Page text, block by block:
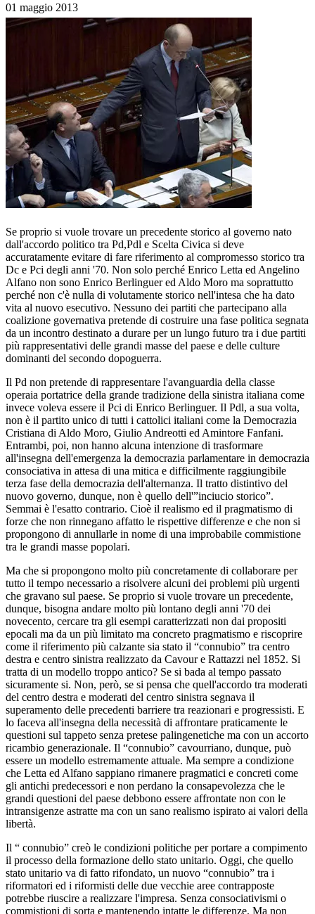
01 maggio 2013
Se proprio si vuole trovare un precedente storico al governo nato
dall'accordo politico tra Pd,Pdl e Scelta Civica si deve
accuratamente evitare di fare riferimento al compromesso storico tra
Dc e Pci degli anni '70. Non solo perché Enrico Letta ed Angelino
Alfano non sono Enrico Berlinguer ed Aldo Moro ma soprattutto
perché non c'è nulla di volutamente storico nell'intesa che ha dato
vita al nuovo esecutivo. Nessuno dei partiti che partecipano alla
coalizione governativa pretende di costruire una fase politica segnata
da un incontro destinato a durare per un lungo futuro tra i due partiti
più rappresentativi delle grandi masse del paese e delle culture
dominanti del secondo dopoguerra.
Il Pd non pretende di rappresentare l'avanguardia della classe
operaia portatrice della grande tradizione della sinistra italiana come
invece voleva essere il Pci di Enrico Berlinguer. Il Pdl, a sua volta,
non è il partito unico di tutti i cattolici italiani come la Democrazia
Cristiana di Aldo Moro, Giulio Andreotti ed Amintore Fanfani.
Entrambi, poi, non hanno alcuna intenzione di trasformare
all'insegna dell'emergenza la democrazia parlamentare in democrazia
consociativa in attesa di una mitica e difficilmente raggiungibile
terza fase della democrazia dell'alternanza. Il tratto distintivo del
nuovo governo, dunque, non è quello dell'”inciucio storico”.
Semmai è l'esatto contrario. Cioè il realismo ed il pragmatismo di
forze che non rinnegano affatto le rispettive differenze e che non si
propongono di annullarle in nome di una improbabile commistione
tra le grandi masse popolari.
Ma che si propongono molto più concretamente di collaborare per
tutto il tempo necessario a risolvere alcuni dei problemi più urgenti
che gravano sul paese. Se proprio si vuole trovare un precedente,
dunque, bisogna andare molto più lontano degli anni '70 dei
novecento, cercare tra gli esempi caratterizzati non dai propositi
epocali ma da un più limitato ma concreto pragmatismo e riscoprire
come il riferimento più calzante sia stato il “connubio” tra centro
destra e centro sinistra realizzato da Cavour e Rattazzi nel 1852. Si
tratta di un modello troppo antico? Se si bada al tempo passato
sicuramente si. Non, però, se si pensa che quell'accordo tra moderati
del centro destra e moderati del centro sinistra segnava il
superamento delle precedenti barriere tra reazionari e progressisti. E
lo faceva all'insegna della necessità di affrontare praticamente le
questioni sul tappeto senza pretese palingenetiche ma con un accorto
ricambio generazionale. Il “connubio” cavourriano, dunque, può
essere un modello estremamente attuale. Ma sempre a condizione
che Letta ed Alfano sappiano rimanere pragmatici e concreti come
gli antichi predecessori e non perdano la consapevolezza che le
grandi questioni del paese debbono essere affrontate non con le
intransigenze astratte ma con un sano realismo ispirato ai valori della
libertà.
Il “ connubio” creò le condizioni politiche per portare a compimento
il processo della formazione dello stato unitario. Oggi, che quello
stato unitario va di fatto rifondato, un nuovo “connubio” tra i
riformatori ed i riformisti delle due vecchie aree contrapposte
potrebbe riuscire a realizzare l'impresa. Senza consociativismi o
commistioni di sorta e mantenendo intatte le differenze. Ma non